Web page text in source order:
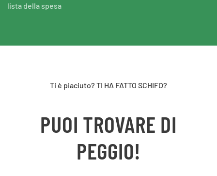
lista della spesa
Ti è piaciuto? TI HA FATTO SCHIFO?
PUOI TROVARE DI
PEGGIO!